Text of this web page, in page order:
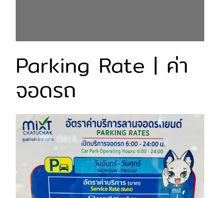
Parking Rate | ค่า
จอดรถ